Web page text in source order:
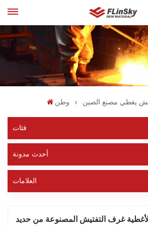
وطن يغطي مصنع الصين
فئات
أحدث مدونة
العلامات
لأغطية غرف التفتيش المصنوعة من حديد